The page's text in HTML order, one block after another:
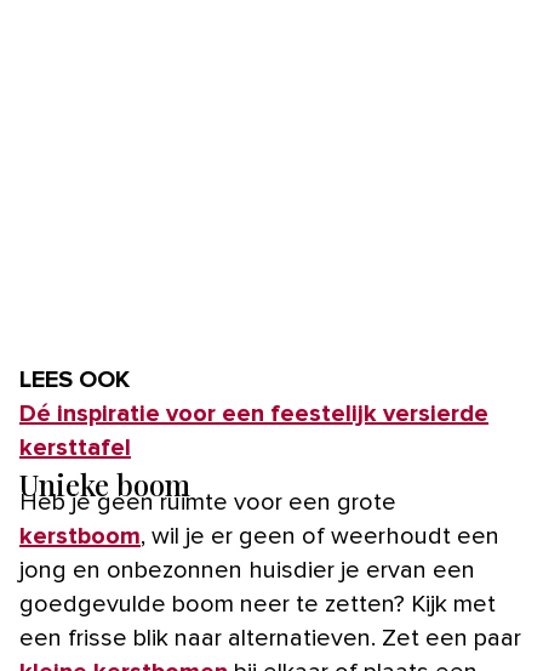
LEES OOK
Dé inspiratie voor een feestelijk versierde
kersttafel
Unieke boom
Heb je geen ruimte voor een grote
kerstboom, wil je er geen of weerhoudt een
jong en onbezonnen huisdier je ervan een
goedgevulde boom neer te zetten? Kijk met
een frisse blik naar alternatieven. Zet een paar